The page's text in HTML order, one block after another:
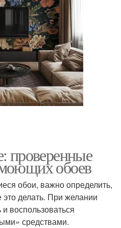
проверенные
обоев
обои, важно определить,
делать. При желании
воспользоваться
средствами.